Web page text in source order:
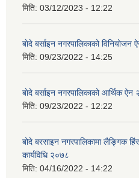
मिति: 03/12/2023 - 12:22
बाेदे बर्साइन नगरपालिकाको विनियोजन
मिति: 09/23/2022 - 14:25
बाेदे बर्साइन नगरपालिकाको आर्थिक ऐन
मिति: 09/23/2022 - 12:22
बोदे बरसाइन नगरपालिकामा लैङ्गिक
कार्यविधि २०७८
मिति: 04/16/2022 - 14:22